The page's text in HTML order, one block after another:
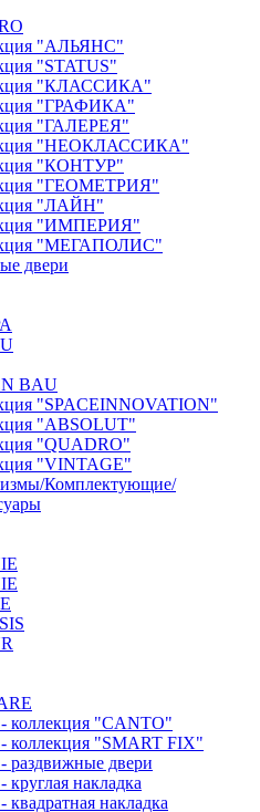
"АЛЬЯНС"
"STATUS"
"КЛАССИКА"
"ГРАФИКА"
"ГАЛЕРЕЯ"
"НЕОКЛАССИКА"
"КОНТУР"
"ГЕОМЕТРИЯ"
"ЛАЙН"
"ИМПЕРИЯ"
"МЕГАПОЛИС"
двери
BAU
"SPACEINNOVATION"
"ABSOLUT"
"QUADRO"
"VINTAGE"
Комплектующие/
коллекция "CANTO"
коллекция "SMART FIX"
раздвижные двери
круглая накладка
квадратная накладка